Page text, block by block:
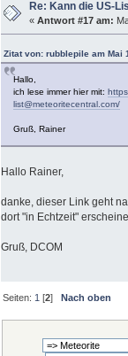
Re: Kann die US-
«Antwort #17 am:
Zitat von: rubblepile am Mai
Hallo,
ich lese immer hier mit:
list@meteoritecentral.com/
Gruß, Rainer
Hallo Rainer,
danke, dieser Link geht
dort "in Echtzeit"
Gruß, DCOM
Seiten: 1 [2]Nach oben